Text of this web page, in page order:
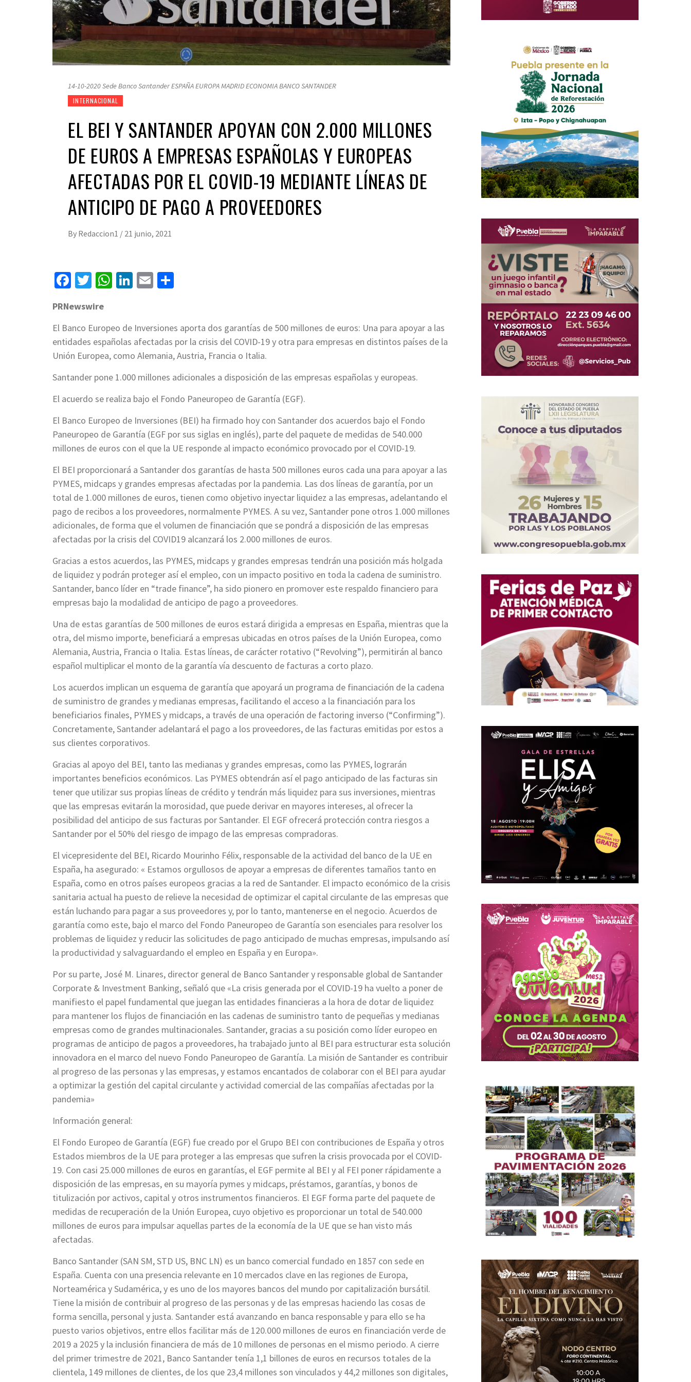
14-10-2020 Sede Banco Santander ESPAÑA EUROPA MADRID ECONOMIA BANCO SANTANDER
INTERNACIONAL
EL BEI Y SANTANDER APOYAN CON 2.000 MILLONES
DE EUROS A EMPRESAS ESPAÑOLAS Y EUROPEAS
AFECTADAS POR EL COVID-19 MEDIANTE LÍNEAS DE
ANTICIPO DE PAGO A PROVEEDORES
By Redaccion1 / 21 junio, 2021
Facebook
Twitter
WhatsApp
LinkedIn
Email
PRNewswire
El Banco Europeo de Inversiones aporta dos garantías de 500 millones de euros: Una para apoyar a las
entidades españolas afectadas por la crisis del COVID-19 y otra para empresas en distintos países de la
Unión Europea, como Alemania, Austria, Francia o Italia.
Santander pone 1.000 millones adicionales a disposición de las empresas españolas y europeas.
El acuerdo se realiza bajo el Fondo Paneuropeo de Garantía (EGF).
El Banco Europeo de Inversiones (BEI) ha firmado hoy con Santander dos acuerdos bajo el Fondo
Paneuropeo de Garantía (EGF por sus siglas en inglés), parte del paquete de medidas de 540.000
millones de euros con el que la UE responde al impacto económico provocado por el COVID-19.
El BEI proporcionará a Santander dos garantías de hasta 500 millones euros cada una para apoyar a las
PYMES, midcaps y grandes empresas afectadas por la pandemia. Las dos líneas de garantía, por un
total de 1.000 millones de euros, tienen como objetivo inyectar liquidez a las empresas, adelantando el
pago de recibos a los proveedores, normalmente PYMES. A su vez, Santander pone otros 1.000 millones
adicionales, de forma que el volumen de financiación que se pondrá a disposición de las empresas
afectadas por la crisis del COVID19 alcanzará los 2.000 millones de euros.
Gracias a estos acuerdos, las PYMES, midcaps y grandes empresas tendrán una posición más holgada
de liquidez y podrán proteger así el empleo, con un impacto positivo en toda la cadena de suministro.
Santander, banco líder en “trade finance”, ha sido pionero en promover este respaldo financiero para
empresas bajo la modalidad de anticipo de pago a proveedores.
Una de estas garantías de 500 millones de euros estará dirigida a empresas en España, mientras que la
otra, del mismo importe, beneficiará a empresas ubicadas en otros países de la Unión Europea, como
Alemania, Austria, Francia o Italia. Estas líneas, de carácter rotativo (“Revolving”), permitirán al banco
español multiplicar el monto de la garantía vía descuento de facturas a corto plazo.
Los acuerdos implican un esquema de garantía que apoyará un programa de financiación de la cadena
de suministro de grandes y medianas empresas, facilitando el acceso a la financiación para los
beneficiarios finales, PYMES y midcaps, a través de una operación de factoring inverso (“Confirming”).
Concretamente, Santander adelantará el pago a los proveedores, de las facturas emitidas por estos a
sus clientes corporativos.
Gracias al apoyo del BEI, tanto las medianas y grandes empresas, como las PYMES, lograrán
importantes beneficios económicos. Las PYMES obtendrán así el pago anticipado de las facturas sin
tener que utilizar sus propias líneas de crédito y tendrán más liquidez para sus inversiones, mientras
que las empresas evitarán la morosidad, que puede derivar en mayores intereses, al ofrecer la
posibilidad del anticipo de sus facturas por Santander. El EGF ofrecerá protección contra riesgos a
Santander por el 50% del riesgo de impago de las empresas compradoras.
El vicepresidente del BEI, Ricardo Mourinho Félix, responsable de la actividad del banco de la UE en
España, ha asegurado: « Estamos orgullosos de apoyar a empresas de diferentes tamaños tanto en
España, como en otros países europeos gracias a la red de Santander. El impacto económico de la crisis
sanitaria actual ha puesto de relieve la necesidad de optimizar el capital circulante de las empresas que
están luchando para pagar a sus proveedores y, por lo tanto, mantenerse en el negocio. Acuerdos de
garantía como este, bajo el marco del Fondo Paneuropeo de Garantía son esenciales para resolver los
problemas de liquidez y reducir las solicitudes de pago anticipado de muchas empresas, impulsando así
la productividad y salvaguardando el empleo en España y en Europa».
Por su parte, José M. Linares, director general de Banco Santander y responsable global de Santander
Corporate & Investment Banking, señaló que «La crisis generada por el COVID-19 ha vuelto a poner de
manifiesto el papel fundamental que juegan las entidades financieras a la hora de dotar de liquidez
para mantener los flujos de financiación en las cadenas de suministro tanto de pequeñas y medianas
empresas como de grandes multinacionales. Santander, gracias a su posición como líder europeo en
programas de anticipo de pagos a proveedores, ha trabajado junto al BEI para estructurar esta solución
innovadora en el marco del nuevo Fondo Paneuropeo de Garantía. La misión de Santander es contribuir
al progreso de las personas y las empresas, y estamos encantados de colaborar con el BEI para ayudar
a optimizar la gestión del capital circulante y actividad comercial de las compañías afectadas por la
pandemia»
Información general:
El Fondo Europeo de Garantía (EGF) fue creado por el Grupo BEI con contribuciones de España y otros
Estados miembros de la UE para proteger a las empresas que sufren la crisis provocada por el COVID-
19. Con casi 25.000 millones de euros en garantías, el EGF permite al BEI y al FEI poner rápidamente a
disposición de las empresas, en su mayoría pymes y midcaps, préstamos, garantías, y bonos de
titulización por activos, capital y otros instrumentos financieros. El EGF forma parte del paquete de
medidas de recuperación de la Unión Europea, cuyo objetivo es proporcionar un total de 540.000
millones de euros para impulsar aquellas partes de la economía de la UE que se han visto más
afectadas.
Banco Santander (SAN SM, STD US, BNC LN) es un banco comercial fundado en 1857 con sede en
España. Cuenta con una presencia relevante en 10 mercados clave en las regiones de Europa,
Norteamérica y Sudamérica, y es uno de los mayores bancos del mundo por capitalización bursátil.
Tiene la misión de contribuir al progreso de las personas y de las empresas haciendo las cosas de
forma sencilla, personal y justa. Santander está avanzando en banca responsable y para ello se ha
puesto varios objetivos, entre ellos facilitar más de 120.000 millones de euros en financiación verde de
2019 a 2025 y la inclusión financiera de más de 10 millones de personas en el mismo periodo. A cierre
del primer trimestre de 2021, Banco Santander tenía 1,1 billones de euros en recursos totales de la
clientela, 149 millones de clientes, de los que 23,4 millones son vinculados y 44,2 millones son digitales,